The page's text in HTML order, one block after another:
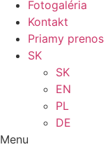
Fotogaléria
Kontakt
Priamy prenos
SK
SK
EN
PL
DE
Menu